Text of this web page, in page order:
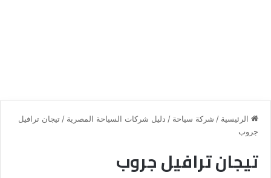
الرئيسية / شركة سياحة / دليل شركات السياحة المصرية / تيجان ترافيل
جروب
تيجان ترافيل جروب